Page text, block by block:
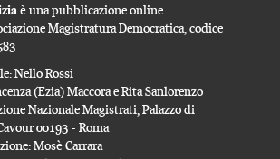
è una pubblicazione online
Magistratura Democratica, codice
Nello Rossi
(Ezia) Maccora e Rita Sanlorenzo
Nazionale Magistrati, Palazzo di
00193 - Roma
Mosè Carrara